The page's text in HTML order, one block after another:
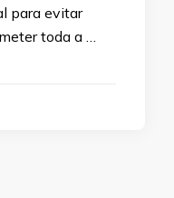
para evitar
toda a …